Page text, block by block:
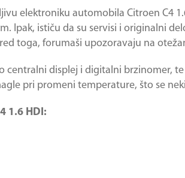
elektroniku automobila Citroen C4
Ipak, ističu da su servisi i originalni
toga, forumaši upozoravaju na
centralni displej i digitalni brzinomer,
pri promeni temperature, što se
1.6 HDI: